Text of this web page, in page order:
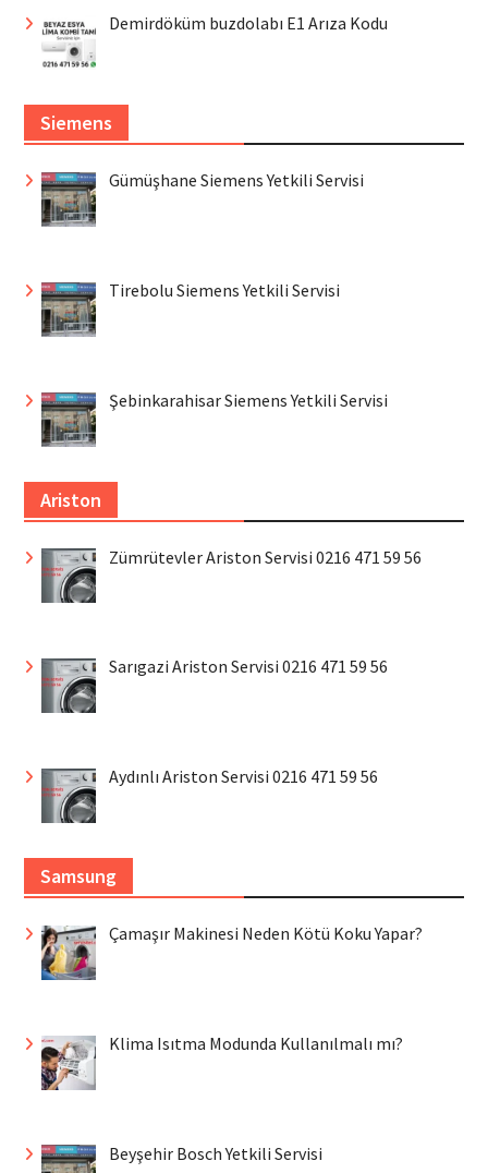
Demirdöküm buzdolabı E1 Arıza Kodu
Siemens
Gümüşhane Siemens Yetkili Servisi
Tirebolu Siemens Yetkili Servisi
Şebinkarahisar Siemens Yetkili Servisi
Ariston
Zümrütevler Ariston Servisi 0216 471 59 56
Sarıgazi Ariston Servisi 0216 471 59 56
Aydınlı Ariston Servisi 0216 471 59 56
Samsung
Çamaşır Makinesi Neden Kötü Koku Yapar?
Klima Isıtma Modunda Kullanılmalı mı?
Beyşehir Bosch Yetkili Servisi